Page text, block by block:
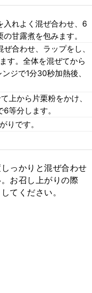
入れよく混ぜ合わせ、6
甘露煮を包みます。
合わせ、ラップをし、
す。全体を混ぜてから
ジで1分30秒加熱後、
上から片栗粉をかけ、
等分します。
りです。
っかりと混ぜ合わせ
お召し上がりの際
てください。